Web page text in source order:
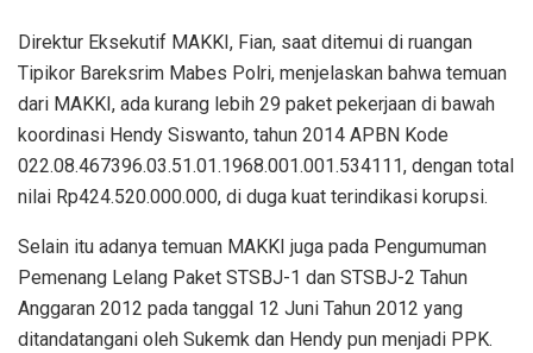
Direktur Eksekutif MAKKI, Fian, saat ditemui di ruangan
Tipikor Bareksrim Mabes Polri, menjelaskan bahwa temuan
dari MAKKI, ada kurang lebih 29 paket pekerjaan di bawah
koordinasi Hendy Siswanto, tahun 2014 APBN Kode
022.08.467396.03.51.01.1968.001.001.534111, dengan total
nilai Rp424.520.000.000, di duga kuat terindikasi korupsi.
Selain itu adanya temuan MAKKI juga pada Pengumuman
Pemenang Lelang Paket STSBJ-1 dan STSBJ-2 Tahun
Anggaran 2012 pada tanggal 12 Juni Tahun 2012 yang
ditandatangani oleh Sukemk dan Hendy pun menjadi PPK.